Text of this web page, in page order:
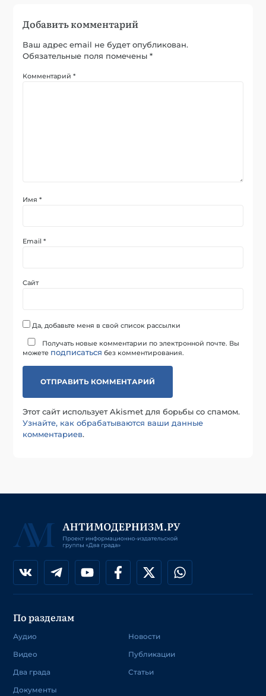
Добавить комментарий
Ваш адрес email не будет опубликован.
Обязательные поля помечены*
Комментарий*
Имя*
Email*
Сайт
Да, добавьте меня в свой список рассылки
Получать новые комментарии по электронной почте. Вы
можете подписаться без комментирования.
Этот сайт использует Akismet для борьбы со спамом.
Узнайте, как обрабатываются ваши данные
комментариев.
По разделам
Аудио
Видео
Два града
Документы
Новости
Публикации
Статьи